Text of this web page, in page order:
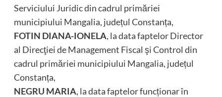
Serviciului Juridic din cadrul primăriei
municipiului Mangalia, județul Constanța,
FOTIN DIANA-IONELA, la data faptelor Director
al Direcţiei de Management Fiscal şi Control din
cadrul primăriei municipiului Mangalia, județul
Constanța,
NEGRU MARIA, la data faptelor funcționar în